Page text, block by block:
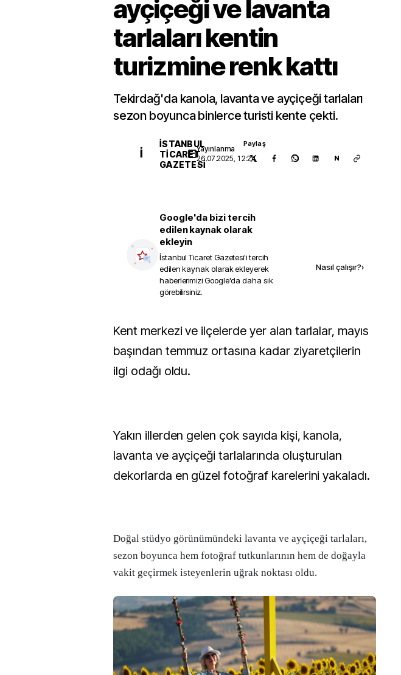
ayçiçeği ve lavanta
tarlaları kentin
turizmine renk kattı
Tekirdağ'da kanola, lavanta ve ayçiçeği tarlaları
sezon boyunca binlerce turisti kente çekti.
İ
İSTANBUL
TICARET
GAZETESI
Yayınlanma
26.07.2025, 12:24
Paylaş
N
Google'da bizi tercih
edilen kaynak olarak
ekleyin
İstanbul Ticaret Gazetesi'i tercih
edilen kaynak olarak ekleyerek
haberlerimizi Google'da daha sık
görebilirsiniz.
Nasıl çalışır?›
Kent merkezi ve ilçelerde yer alan tarlalar, mayıs
başından temmuz ortasına kadar ziyaretçilerin
ilgi odağı oldu.
Yakın illerden gelen çok sayıda kişi, kanola,
lavanta ve ayçiçeği tarlalarında oluşturulan
dekorlarda en güzel fotoğraf karelerini yakaladı.
Doğal stüdyo görünümündeki lavanta ve ayçiçeği tarlaları,
sezon boyunca hem fotoğraf tutkunlarının hem de doğayla
vakit geçirmek isteyenlerin uğrak noktası oldu.